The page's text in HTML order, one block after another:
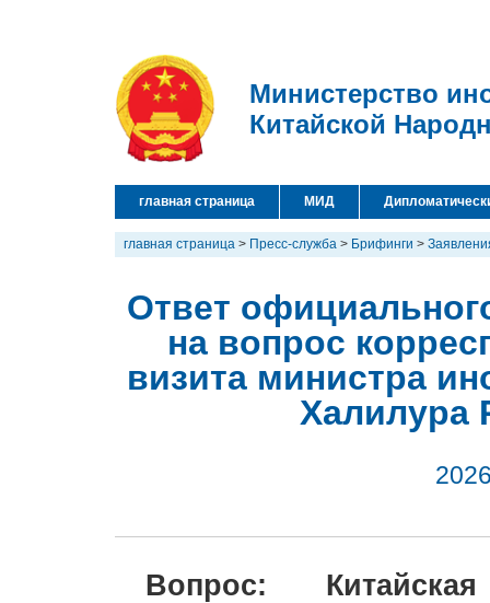
Министерство
Китайской
главная страница МИД
главная страница > Пресс-служба > Брифинги >
Ответ
на вопрос
визита министра
Халилура
Вопрос: